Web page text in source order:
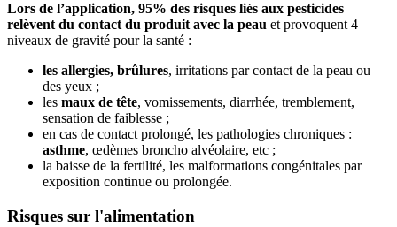
Lors de l’application, 95% des risques liés aux pesticides
relèvent du contact du produit avec la peau et provoquent 4
niveaux de gravité pour la santé :
les allergies, brûlures, irritations par contact de la peau ou
des yeux ;
les maux de tête, vomissements, diarrhée, tremblement,
sensation de faiblesse ;
en cas de contact prolongé, les pathologies chroniques :
asthme, œdèmes broncho alvéolaire, etc ;
la baisse de la fertilité, les malformations congénitales par
exposition continue ou prolongée.
Risques sur l'alimentation